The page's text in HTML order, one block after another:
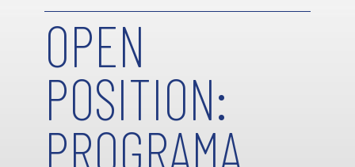
OPEN
POSITION:
PROGRAMA